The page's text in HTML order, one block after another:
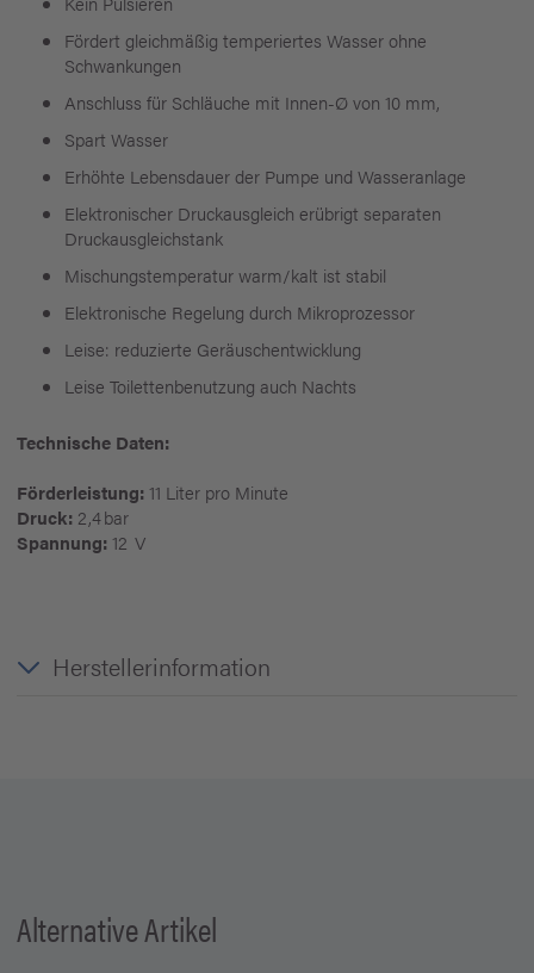
Fördert gleichmäßig temperiertes Wasser ohne
Schwankungen
Anschluss für Schläuche mit Innen-Ø von 10 mm,
Spart Wasser
Erhöhte Lebensdauer der Pumpe und Wasseranlage
Elektronischer Druckausgleich erübrigt separaten
Druckausgleichstank
Mischungstemperatur warm/kalt ist stabil
Elektronische Regelung durch Mikroprozessor
Leise: reduzierte Geräuschentwicklung
Leise Toilettenbenutzung auch Nachts
Technische Daten:
Förderleistung: 11 Liter pro Minute
Druck: 2,4 bar
Spannung: 12 V
Herstellerinformation
Alternative Artikel